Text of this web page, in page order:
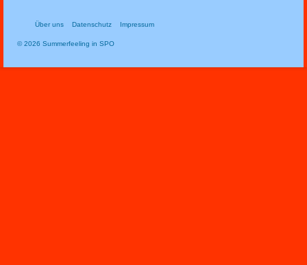
Über uns Datenschutz Impressum
© 2026 Summerfeeling in SPO